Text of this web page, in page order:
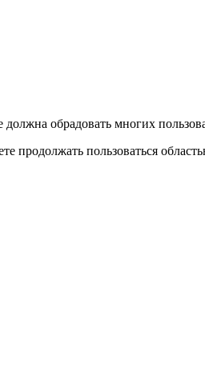
обрадовать многих
продолжать пользоваться